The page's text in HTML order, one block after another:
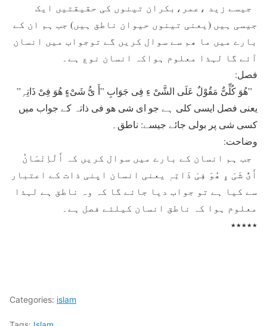
جیسے زید ،عمر،بکران تینوں کی حقیقتیں ایک
جیسی ہیں (یعنی تینوں حیوان ناطق ہیں) جب ہم ان کے
بارے میں ما ھم سے سوال کریں گے توجواب میں انسان
آئے گا لہذا معلوم ہواکہ انسان نوع ہے۔
فصل:
”ھُوَ کُلِّیٌّ مَقُوْلٌ عَلَی الشَّیْ ءِ فِی جَوَابِ ”أَ یُّ شَیْءٍ ھُوَ فِیْ ذَاتِہِ”
یعنی فصل ایسی کلی ہے جو ای شی ھو فی ذاتہ کے جواب میں
کسی شی پر بولی جائے جیسے: ناطق۔
وضاحت:
جب ہم انسان کے بارے میں سوال کریں کہ أَلْاِنْسَانُ
أَیُّ شَیْ ءٍ ھُوَ فِیْ ذَاتِہٖ یعنی انسان اپنی ذات کے اعتبار
سے کیا ہے تو جواب دیا جائے گا کہ وہ ناطق ہے لہذا
معلوم ہوا کہ ناطق انسان کیلئے فصل ہے۔
٭٭٭٭٭
Categories: islam